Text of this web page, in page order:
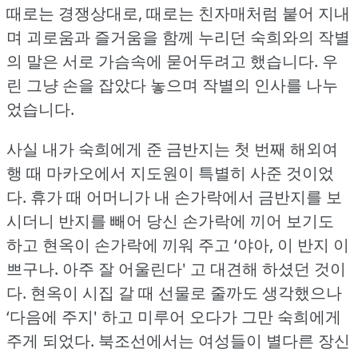
때로는 경쟁상대로, 때로는 친자매처럼 붙어 지내
며 괴로움과 즐거움을 함께 누리던 숙희와의 작별
의 말은 서로 가슴속에 묻어두려고 했습니다. 우
린 그냥 손을 잡았다 놓으며 작별의 인사를 나누
었습니다.
사실 내가 숙희에게 준 금반지는 첫 번째 해외여
행 때 마카오에서 지도원이 특별히 사준 것이었
다. 휴가 때 어머니가 내 손가락에서 금반지를 보
시더니 반지를 빼어 당신 손가락에 끼어 보기도
하고 현옥이 손가락에 끼워 주고 ‘야아, 이 반지 이
쁘구나. 아주 잘 어울린다' 고 대견해 하셨던 것이
다. 현옥이 시집 갈 때 선물로 줄까도 생각했으나
‘다음에 주지' 하고 미루어 오다가 그만 숙희에게
주게 되었다. 북조선에서는 여성들이 별다른 장신